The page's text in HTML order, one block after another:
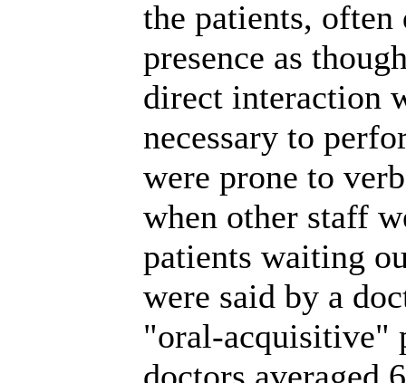
the patients,
presence as
direct interaction
necessary to
were prone to
when other staff
patients waiting
were said by a
"oral-acquisitive"